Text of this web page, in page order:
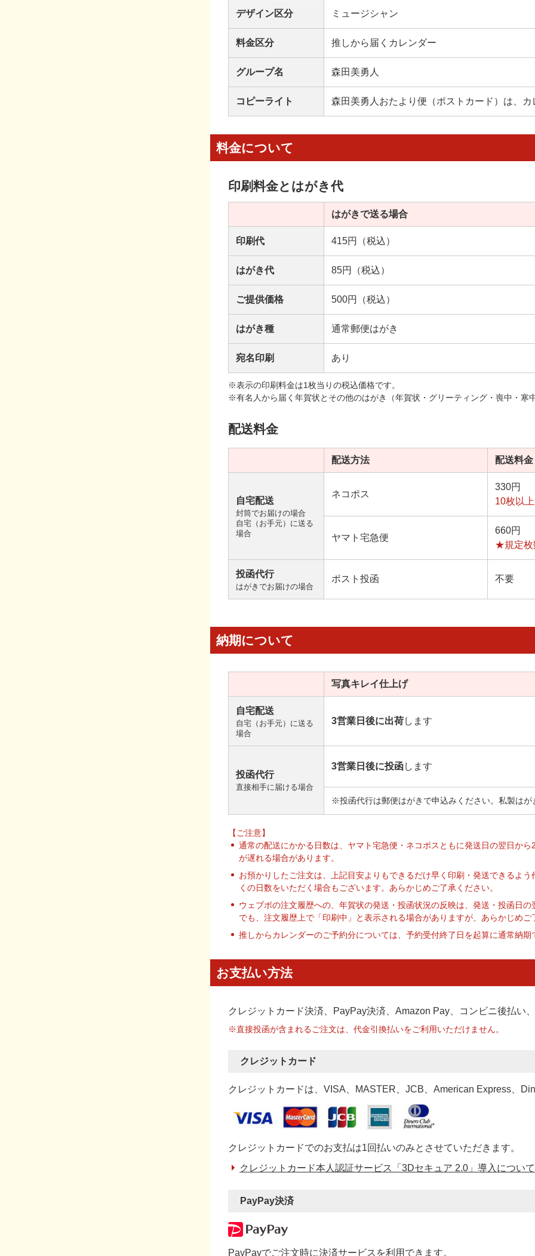
デザイン区分 ミュージシャン
料金区分 推しから届くカレンダー
グループ名 森田美勇人
コピーライト 森田美勇人おたより便（ポストカード）は、
料金について
印刷料金とはがき代
はがきで送る場合
印刷代 415円（税込）
はがき代 85円（税込）
ご提供価格 500円（税込）
はがき種 通常郵便はがき
宛名印刷 あり
※表示の印刷料金は1枚当りの税込価格です。
※有名人から届く年賀状とその他のはがき（年賀状・グリーティング・喪中・寒
配送料金
配送方法 配送料金
自宅配送
封筒でお届けの場合
自宅（お手元）に送る
場合
ネコポス
330円
10枚以
ヤマト宅急便
660円
★規定枚
投函代行
はがきでお届けの場合
ポスト投函 不要
納期について
写真キレイ仕上げ
自宅配送
自宅（お手元）に送る
場合
3営業日後に出荷します
投函代行
直接相手に届ける場合
3営業日後に投函します
※投函代行は郵便はがきで申込みください。私製はが
【ご注意】
通常の配送にかかる日数は、ヤマト宅急便・ネコポスともに発送日の翌日か
が遅れる場合があります。
お預かりしたご注文は、上記目安よりもできるだけ早く印刷・発送できるよ
くの日数をいただく場合もございます。あらかじめご了承ください。
ウェブポの注文履歴への、年賀状の発送・投函状況の反映は、発送・投函日
でも、注文履歴上で「印刷中」と表示される場合がありますが、あらかじめご
推しからカレンダーのご予約分については、予約受付終了日を起算に通常納期
お支払い方法
クレジットカード決済、PayPay決済 、Amazon Pay、コンビニ後払い
※直接投函が含まれるご注文は、代金引換払いをご利用いただけません。
クレジットカード
クレジットカードは、VISA、MASTER、JCB、American Express、
クレジットカードでのお支払は1回払いのみとさせていただきます。
クレジットカード本人認証サービス「3Dセキュア 2.0」導入について
PayPay決済
PayPayでご注文時に決済サービスを利用できます。